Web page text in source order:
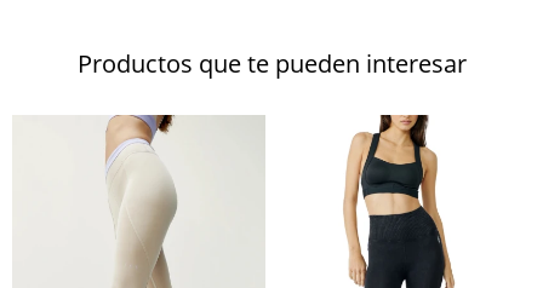
Productos que te pueden interesar